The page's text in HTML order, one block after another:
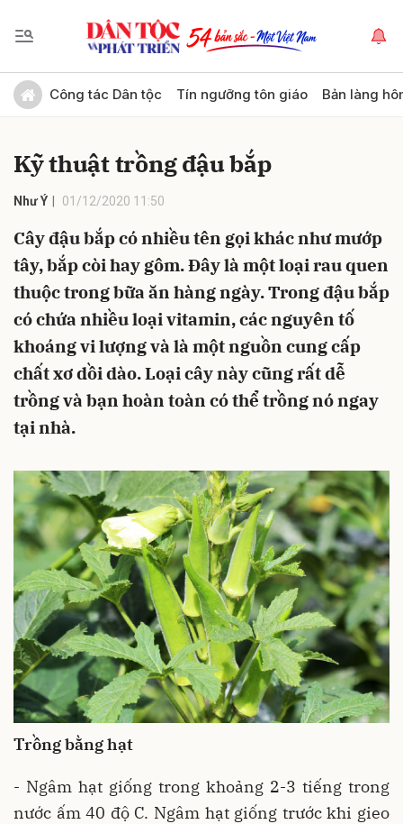
Công tác Dân tộc Tín ngưỡng tôn giáo Bản làng
Kỹ thuật trồng đậu bắp
Như Ý 01/12/2020 11:50
Cây đậu bắp có nhiều tên gọi khác như mướp
tây, bắp còi hay gôm. Đây là một loại rau quen
thuộc trong bữa ăn hàng ngày. Trong đậu bắp
có chứa nhiều loại vitamin, các nguyên tố
khoáng vi lượng và là một nguồn cung cấp
chất xơ dồi dào. Loại cây này cũng rất dễ
trồng và bạn hoàn toàn có thể trồng nó ngay
tại nhà.
Trồng bằng hạt
- Ngâm hạt giống trong khoảng 2-3 tiếng trong
nước ấm 40 độ C. Ngâm hạt giống trước khi gieo
Gửi bình luận
Hủy Gửi